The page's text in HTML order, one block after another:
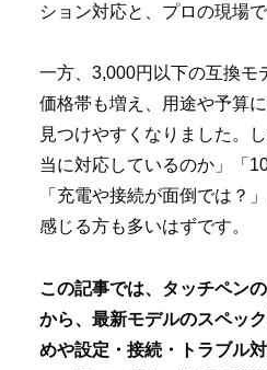
ション対応と、プロの現場
一方、3,000円以下の互換モ
価格帯も増え、用途や予算
見つけやすくなりました。
当に対応しているのか」「
「充電や接続が面倒では？
感じる方も多いはずです。
この記事では、タッチペン
から、最新モデルのスペッ
めや設定・接続・トラブル